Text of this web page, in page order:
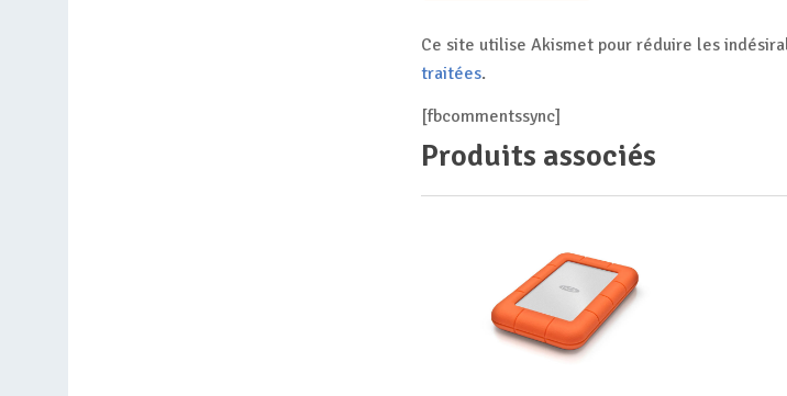
Ce site utilise Akismet pour réduire les
traitées.
[fbcommentssync]
Produits associés